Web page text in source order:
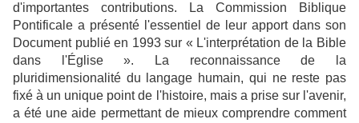
d'importantes contributions. La Commission Biblique
Pontificale a présenté l'essentiel de leur apport dans son
Document publié en 1993 sur « L'interprétation de la Bible
dans l'Église ». La reconnaissance de la
pluridimensionalité du langage humain, qui ne reste pas
fixé à un unique point de l'histoire, mais a prise sur l'avenir,
a été une aide permettant de mieux comprendre comment